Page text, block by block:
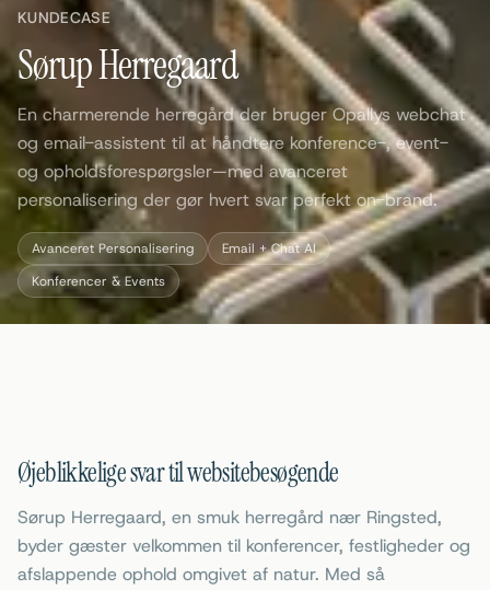
KUNDECASE
Sørup Herregaard
En charmerende herregård der bruger Opallys webchat
og email-assistent til at håndtere konference-, event-
og opholdsforespørgsler—med avanceret
personalisering der gør hvert svar perfekt on-brand.
Avanceret Personalisering
Email + Chat AI
Konferencer & Events
Øjeblikkelige svar til websitebesøgende
Sørup Herregaard, en smuk herregård nær Ringsted,
byder gæster velkommen til konferencer, festligheder og
afslappende ophold omgivet af natur. Med så